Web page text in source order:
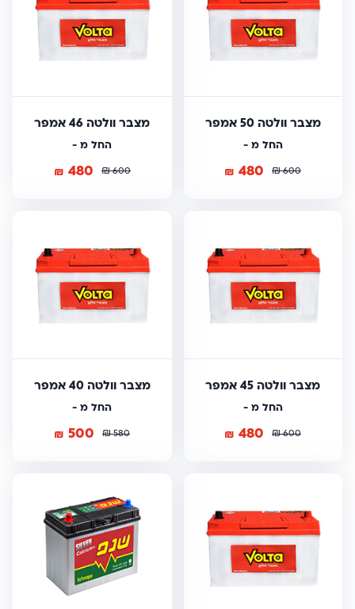
מצבר וולטה 50 אמפר
החל מ -
600
₪
480
₪
מצבר וולטה 46 אמפר
החל מ -
600
₪
480
₪
מצבר וולטה 45 אמפר
החל מ -
600
₪
480
₪
מצבר וולטה 40 אמפר
החל מ -
580
₪
500
₪